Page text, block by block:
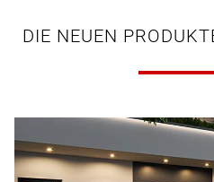
DIE NEUEN